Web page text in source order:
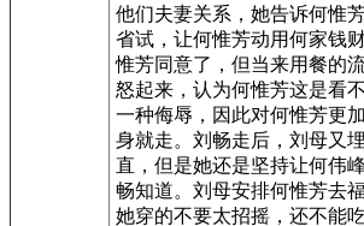
他们夫妻关系，她告诉何惟
省试，让何惟芳动用何家钱
惟芳同意了，但当来用餐的
怒起来，认为何惟芳这是看
一种侮辱，因此对何惟芳更
身就走。刘畅走后，刘母又
直，但是她还是坚持让何伟
畅知道。刘母安排何惟芳去
她穿的不要太招摇，还不能